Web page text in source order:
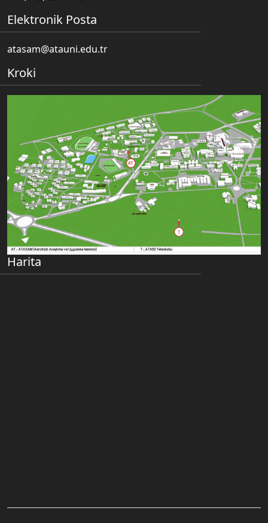
Elektronik Posta
atasam@atauni.edu.tr
Kroki
Harita